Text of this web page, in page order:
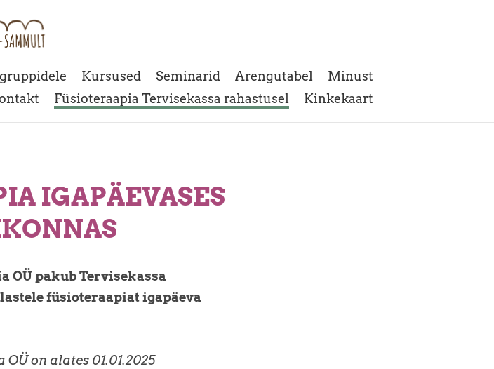
Kursused Seminarid Arengutabel
Minust
Füsioteraapia Tervisekassa rahastusel Kinkekaart
IGAPÄEVASES
OÜ pakub Tervisekassa
füsioteraapiat igapäeva
on alates 01.01.2025